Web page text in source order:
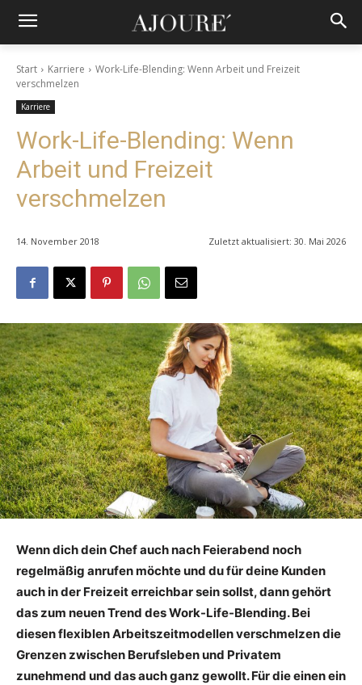
Start Karriere
Work-Life-Blending: Wenn Arbeit und Freizeit
verschmelzen
Karriere
Work-Life-Blending: Wenn
Arbeit und Freizeit
verschmelzen
14. November 2018 Zuletzt aktualisiert: 30. Mai 2026
Wenn dich dein Chef auch nach Feierabend noch
regelmäßig anrufen möchte und du für deine Kunden
auch in der Freizeit erreichbar sein sollst, dann gehört
das zum neuen Trend des Work-Life-Blending. Bei
diesen flexiblen Arbeitszeitmodellen verschmelzen die
Grenzen zwischen Berufsleben und Privatem
zunehmend und das auch ganz gewollt. Für die einen ein